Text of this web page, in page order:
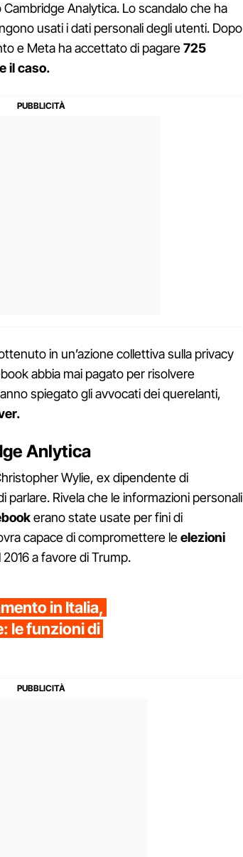
Cambridge Analytica. Lo scandalo che ha
usati i dati personali degli utenti. Dopo
e Meta ha accettato di pagare725
il caso.
in un’azione collettiva sulla privacy
abbia mai pagato per risolvere
spiegato gli avvocati dei querelanti,
Anlytica
Wylie, ex dipendente di
parlare. Rivela che le informazioni personali
erano state usate per fini di
capace di compromettere leelezioni
a favore di Trump.
in Italia,
le funzioni di